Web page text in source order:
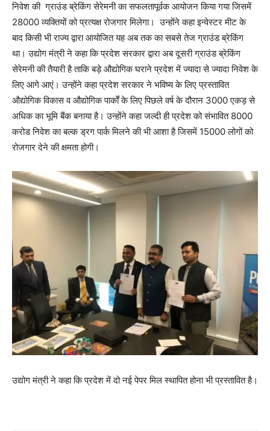
निवेश की ग्राउंड ब्रेकिंग सेरेमनी का सफलतापूर्वक आयोजन किया गया जिसमें
28000 व्यक्तियों को प्रत्यक्ष रोजगार मिलेगा। उन्होंने कहा इन्वेस्टर मीट के
बाद किसी भी राज्य द्वारा आयोजित यह अब तक का सबसे तेज ग्राउंड ब्रेकिंग
था। उद्योग मंत्री ने कहा कि प्रदेश सरकार द्वारा अब दूसरी ग्राउंड ब्रेकिंग
सेरेमनी की तैयारी है ताकि बड़े औद्योगिक घराने प्रदेश में ज्यादा से ज्यादा निवेश के
लिए आगे आएं। उन्होंने कहा प्रदेश सरकार ने भविष्य के लिए प्रस्तावित
औद्योगिक विकास व औद्योगिक पार्कों के लिए पिछले वर्ष के दौरान 3000 एकड़ से
अधिक का भूमि बैंक बनाया है। उन्होंने कहा जल्दी ही प्रदेश को संभावित 8000
करोड निवेश का बल्क ड्रग पार्क मिलने की भी आशा है जिसमें 15000 लोगों को
रोजगार देने की क्षमता होगी।
उद्योग मंत्री ने कहा कि प्रदेश में दो नई पेपर मिल स्थापित होना भी प्रस्तावित है।